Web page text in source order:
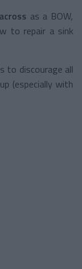
as a BOW,
to repair a sink
to discourage all
(especially with